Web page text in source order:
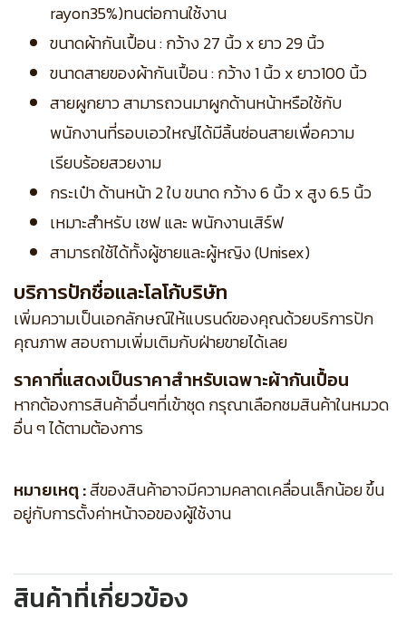
rayon35%)ทนต่อกานใช้งาน
ขนาดผ้ากันเปื้อน : กว้าง 27 นิ้ว x ยาว 29 นิ้ว
ขนาดสายของผ้ากันเปื้อน : กว้าง 1 นิ้ว x ยาว100 นิ้ว
สายผูกยาว สามารถวนมาผูกด้านหน้าหรือใช้กับ
พนักงานที่รอบเอวใหญ่ได้มีลิ้นซ่อนสายเพื่อความ
เรียบร้อยสวยงาม
กระเป๋า ด้านหน้า 2 ใบ ขนาด กว้าง 6 นิ้ว x สูง 6.5 นิ้ว
เหมาะสำหรับ เชฟ และ พนักงานเสิร์ฟ
สามารถใช้ได้ทั้งผู้ชายและผู้หญิง (Unisex)
บริการปักชื่อและโลโก้บริษัท
เพิ่มความเป็นเอกลักษณ์ให้แบรนด์ของคุณด้วยบริการปัก
คุณภาพ สอบถามเพิ่มเติมกับฝ่ายขายได้เลย
ราคาที่แสดงเป็นราคาสำหรับเฉพาะผ้ากันเปื้อน
หากต้องการสินค้าอื่นๆที่เข้าชุด กรุณาเลือกชมสินค้าในหมวด
อื่น ๆ ได้ตามต้องการ
หมายเหตุ :สีของสินค้าอาจมีความคลาดเคลื่อนเล็กน้อย ขึ้น
อยู่กับการตั้งค่าหน้าจอของผู้ใช้งาน
สินค้าที่เกี่ยวข้อง